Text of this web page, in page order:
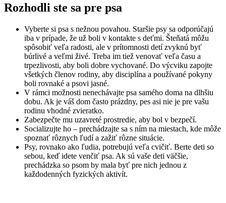
Rozhodli ste sa pre psa
Vyberte si psa s nežnou povahou. Staršie psy sa odporúčajú
iba v prípade, že už boli v kontakte s deťmi. Šteňatá môžu
spôsobiť veľa radosti, ale v prítomnosti detí zvyknú byť
búrlivé a veľmi živé. Treba im tiež venovať veľa času a
trpezlivosti, aby boli dobre vychované. Do výcviku zapojte
všetkých členov rodiny, aby disciplína a používané pokyny
boli rovnaké a psovi jasné.
V rámci možnosti nenechávajte psa samého doma na dlhšiu
dobu. Ak je váš dom často prázdny, pes asi nie je pre vašu
rodinu vhodné zvieratko.
Zabezpečte mu uzavreté prostredie, aby bol v bezpečí.
Socializujte ho – prechádzajte sa s ním na miestach, kde môže
spoznať rôznych ľudí a zažiť rôzne situácie.
Psy, rovnako ako ľudia, potrebujú veľa cvičiť. Berte deti so
sebou, keď idete venčiť psa. Ak sú vaše deti väčšie,
prechádzka so psom by mala byť pre nich jednou z
každodenných fyzických aktivít.